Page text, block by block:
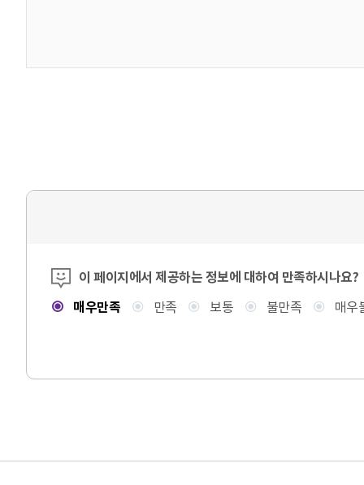
콘텐츠 만족도 조사
이 페이지에서 제공하는 정보에 대하여 만족하시나요?
매우만족
만족 보통 불만족 매우